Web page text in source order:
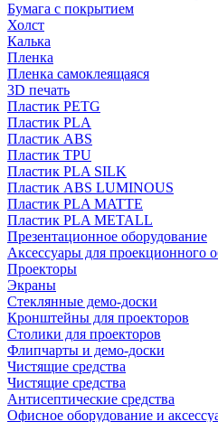
Бумага с покрытием
Холст
Калька
Пленка
Пленка самоклеящаяся
3D печать
Пластик PETG
Пластик PLA
Пластик ABS
Пластик TPU
Пластик PLA SILK
Пластик ABS LUMINOUS
Пластик PLA MATTE
Пластик PLA METALL
Презентационное оборудование
Аксессуары для проекционного
Проекторы
Экраны
Стеклянные демо-доски
Кронштейны для проекторов
Столики для проекторов
Флипчарты и демо-доски
Чистящие средства
Чистящие средства
Антисептические средства
Офисное оборудование и